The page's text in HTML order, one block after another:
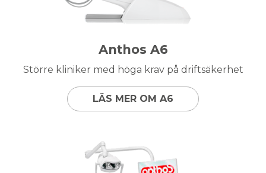
Anthos A6
Större kliniker med höga krav på driftsäkerhet
LÄS MER OM A6